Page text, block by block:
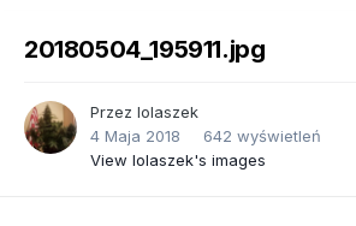
20180504_195911.jpg
Przez lolaszek
4 Maja 2018
642 wyświetleń
View lolaszek's images